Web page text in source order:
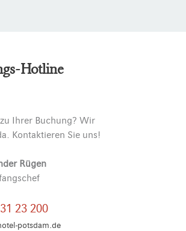
Hotline
Ihrer Buchung? Wir
Kontaktieren Sie uns!
Rügen
23 200
potsdam.de